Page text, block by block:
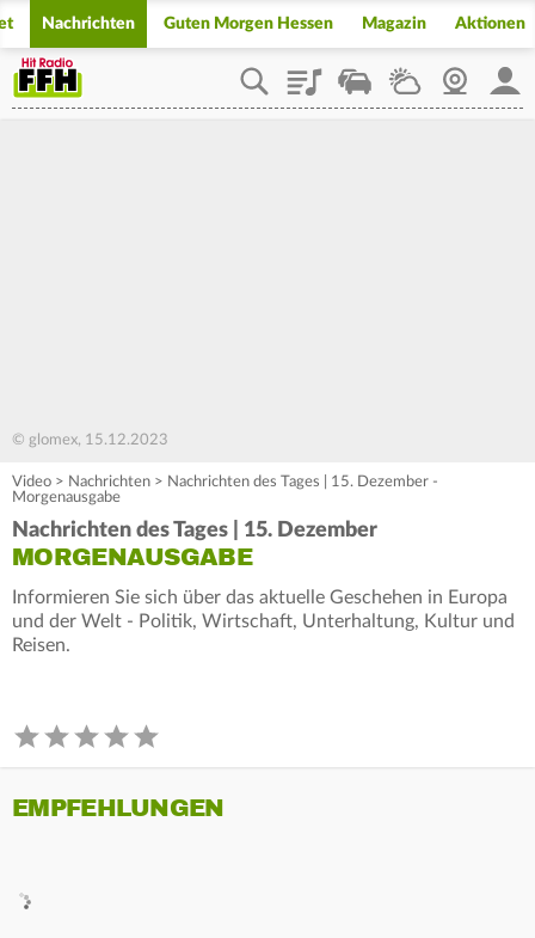
Nachrichten Guten Morgen Hessen Magazin Aktionen
PlaylistStaupilotWetterWebcam
© glomex, 15.12.2023
Video > Nachrichten > Nachrichten des Tages | 15. Dezember -
Morgenausgabe
Nachrichten des Tages | 15. Dezember
MORGENAUSGABE
Informieren Sie sich über das aktuelle Geschehen in Europa
und der Welt - Politik, Wirtschaft, Unterhaltung, Kultur und
Reisen.
EMPFEHLUNGEN